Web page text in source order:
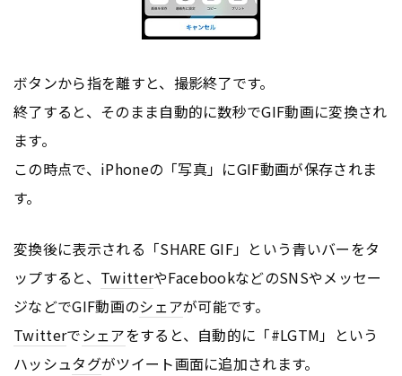
ボタンから指を離すと、撮影終了です。
終了すると、そのまま自動的に数秒でGIF動画に変換され
ます。
この時点で、iPhoneの「写真」にGIF動画が保存されま
す。
変換後に表示される「SHARE GIF」という青いバーをタ
ップすると、 TwitterやFacebookなどのSNSやメッセー
ジなどでGIF動画のシェアが可能です。
Twitterでシェアをすると、自動的に「#LGTM」という
ハッシュタグがツイート画面に追加されます。